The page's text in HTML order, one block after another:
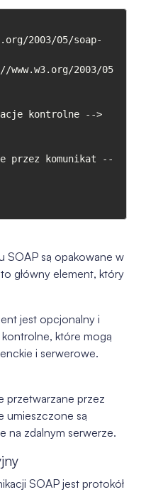
2003/05/soap-
2003/05
SOAP są opakowane w
główny element, który
jest opcjonalny i
które mogą
i serwerowe.
przetwarzane przez
umieszczone są
na zdalnym serwerze.
SOAP jest protokół